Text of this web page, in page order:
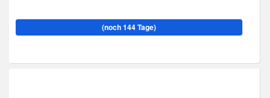
(noch 144 Tage)